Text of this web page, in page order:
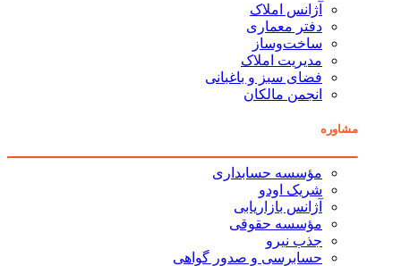
آژانس املاک
دفتر معماری
ساخت‌وساز
مدیریت املاک
فضای سبز و باغبانی
انجمن مالکان
مشاوره
مؤسسه حسابداری
شریک اودو
آژانس بازاریابی
مؤسسه حقوقی
جذب نیرو
حسابرسی و صدور گواهی